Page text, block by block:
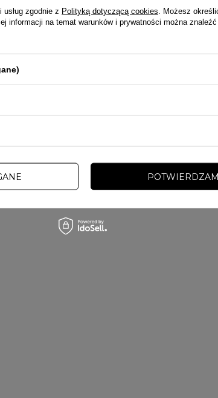
TEJ SAMEJ MARKI
zgodnie z Polityką dotyczącą cookies . Możesz
informacji na temat warunków i prywatności można